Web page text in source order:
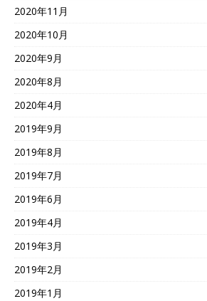
2020年11月
2020年10月
2020年9月
2020年8月
2020年4月
2019年9月
2019年8月
2019年7月
2019年6月
2019年4月
2019年3月
2019年2月
2019年1月